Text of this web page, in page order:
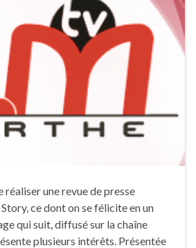
une revue de presse
ce dont on se félicite en un
qui suit, diffusé sur la chaîne
plusieurs intérêts. Présentée